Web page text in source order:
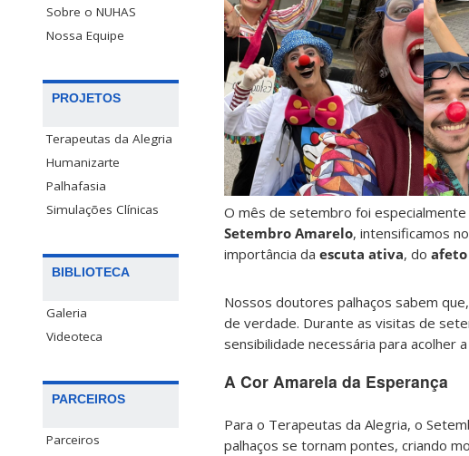
Sobre o NUHAS
Nossa Equipe
PROJETOS
Terapeutas da Alegria
Humanizarte
Palhafasia
Simulações Clínicas
BIBLIOTECA
Galeria
Videoteca
PARCEIROS
Parceiros
O mês de setembro foi especialmente
Setembro Amarelo, intensificamos
importância da escuta ativa, do afeto
Nossos doutores palhaços sabem
de verdade. Durante as visitas de
sensibilidade necessária para acolher
A Cor Amarela da Esperança
Para o Terapeutas da Alegria, o
palhaços se tornam pontes, criando